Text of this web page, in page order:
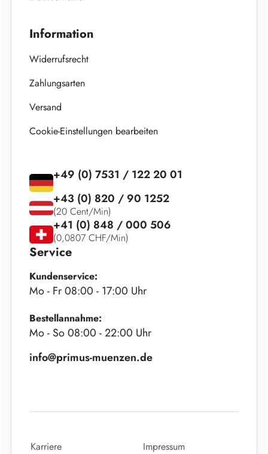
Information
Widerrufsrecht
Zahlungsarten
Versand
Cookie-Einstellungen bearbeiten
Service
Kundenservice:
Mo - Fr 08:00 - 17:00 Uhr
Bestellannahme:
Mo - So 08:00 - 22:00 Uhr
info@primus-muenzen.de
+49 (0) 7531 / 122 20 01
+43 (0) 820 / 90 1252
(20 Cent/Min)
+41 (0) 848 / 000 506
(0,0807 CHF/Min)
Karriere
Impressum